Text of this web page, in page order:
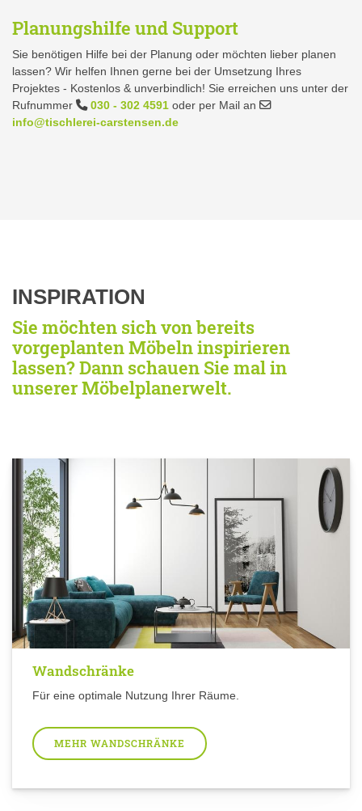
Planungshilfe und Support
Sie benötigen Hilfe bei der Planung oder möchten lieber planen
lassen? Wir helfen Ihnen gerne bei der Umsetzung Ihres
Projektes - Kostenlos & unverbindlich! Sie erreichen uns unter der
Rufnummer
030 - 302 4591 oder per Mail an
info@tischlerei-carstensen.de
INSPIRATION
Sie möchten sich von bereits
vorgeplanten Möbeln inspirieren
lassen? Dann schauen Sie mal in
unserer Möbelplanerwelt.
Wandschränke
Für eine optimale Nutzung Ihrer Räume.
MEHR WANDSCHRÄNKE